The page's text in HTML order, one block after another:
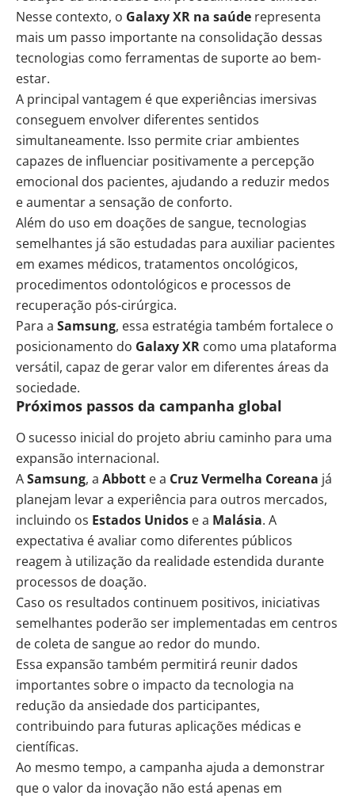
Nesse contexto, o Galaxy XR na saúde representa
mais um passo importante na consolidação dessas
tecnologias como ferramentas de suporte ao bem-
estar.
A principal vantagem é que experiências imersivas
conseguem envolver diferentes sentidos
simultaneamente. Isso permite criar ambientes
capazes de influenciar positivamente a percepção
emocional dos pacientes, ajudando a reduzir medos
e aumentar a sensação de conforto.
Além do uso em doações de sangue, tecnologias
semelhantes já são estudadas para auxiliar pacientes
em exames médicos, tratamentos oncológicos,
procedimentos odontológicos e processos de
recuperação pós-cirúrgica.
Para a Samsung, essa estratégia também fortalece o
posicionamento do Galaxy XR como uma plataforma
versátil, capaz de gerar valor em diferentes áreas da
sociedade.
Próximos passos da campanha global
O sucesso inicial do projeto abriu caminho para uma
expansão internacional.
ASamsung, a Abbott e a Cruz Vermelha Coreana já
planejam levar a experiência para outros mercados,
incluindo os Estados Unidos e a Malásia. A
expectativa é avaliar como diferentes públicos
reagem à utilização da realidade estendida durante
processos de doação.
Caso os resultados continuem positivos, iniciativas
semelhantes poderão ser implementadas em centros
de coleta de sangue ao redor do mundo.
Essa expansão também permitirá reunir dados
importantes sobre o impacto da tecnologia na
redução da ansiedade dos participantes,
contribuindo para futuras aplicações médicas e
científicas.
Ao mesmo tempo, a campanha ajuda a demonstrar
que o valor da inovação não está apenas em